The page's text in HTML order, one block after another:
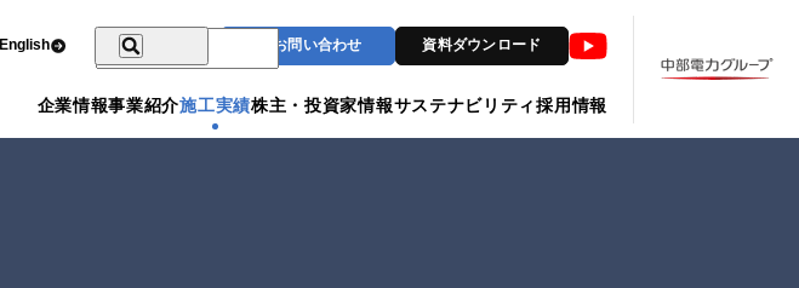
English お問い合わせ 資料ダウンロード
企業情報事業紹介施工実績株主・投資家情報サステナビリティ採用情報